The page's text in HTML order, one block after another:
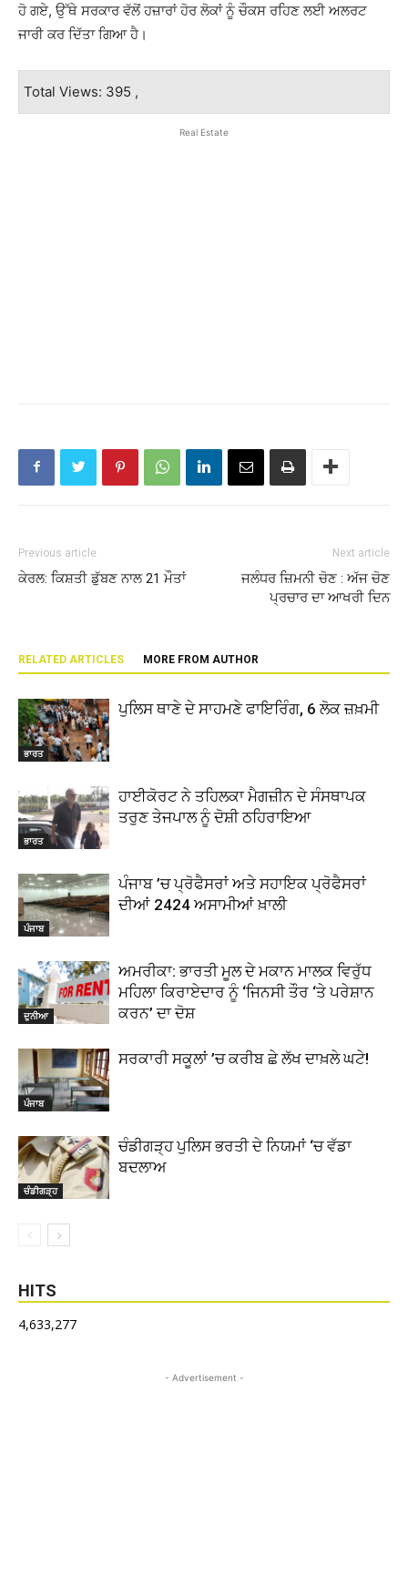
ਹੋ ਗਏ, ਉੱਥੇ ਸਰਕਾਰ ਵੱਲੋਂ ਹਜ਼ਾਰਾਂ ਹੋਰ ਲੋਕਾਂ ਨੂੰ ਚੌਕਸ ਰਹਿਣ ਲਈ ਅਲਰਟ
ਜਾਰੀ ਕਰ ਦਿੱਤਾ ਗਿਆ ਹੈ।
Total Views: 395 ,
Real Estate
Previous article
ਕੇਰਲ: ਕਿਸ਼ਤੀ ਡੁੱਬਣ ਨਾਲ 21 ਮੌਤਾਂ
Next article
ਜਲੰਧਰ ਜ਼ਿਮਨੀ ਚੋਣ : ਅੱਜ ਚੋਣ
ਪ੍ਰਚਾਰ ਦਾ ਆਖਰੀ ਦਿਨ
RELATED ARTICLES MORE FROM AUTHOR
ਭਾਰਤ
ਪੁਲਿਸ ਥਾਣੇ ਦੇ ਸਾਹਮਣੇ ਫਾਇਰਿੰਗ, 6 ਲੋਕ ਜ਼ਖ਼ਮੀ
ਭਾਰਤ
ਹਾਈਕੋਰਟ ਨੇ ਤਹਿਲਕਾ ਮੈਗਜ਼ੀਨ ਦੇ ਸੰਸਥਾਪਕ
ਤਰੁਣ ਤੇਜਪਾਲ ਨੂੰ ਦੋਸ਼ੀ ਠਹਿਰਾਇਆ
ਪੰਜਾਬ
ਪੰਜਾਬ ’ਚ ਪ੍ਰੋਫੈਸਰਾਂ ਅਤੇ ਸਹਾਇਕ ਪ੍ਰੋਫੈਸਰਾਂ
ਦੀਆਂ 2424 ਅਸਾਮੀਆਂ ਖ਼ਾਲੀ
ਦੁਨੀਆ
ਅਮਰੀਕਾ: ਭਾਰਤੀ ਮੂਲ ਦੇ ਮਕਾਨ ਮਾਲਕ ਵਿਰੁੱਧ
ਮਹਿਲਾ ਕਿਰਾਏਦਾਰ ਨੂੰ ‘ਜਿਨਸੀ ਤੌਰ ‘ਤੇ ਪਰੇਸ਼ਾਨ
ਕਰਨ’ ਦਾ ਦੋਸ਼
ਪੰਜਾਬ
ਸਰਕਾਰੀ ਸਕੂਲਾਂ ’ਚ ਕਰੀਬ ਛੇ ਲੱਖ ਦਾਖ਼ਲੇ ਘਟੇ!
ਚੰਡੀਗੜ੍ਹ
ਚੰਡੀਗੜ੍ਹ ਪੁਲਿਸ ਭਰਤੀ ਦੇ ਨਿਯਮਾਂ ‘ਚ ਵੱਡਾ
ਬਦਲਾਅ
HITS
4,633,277
- Advertisement -